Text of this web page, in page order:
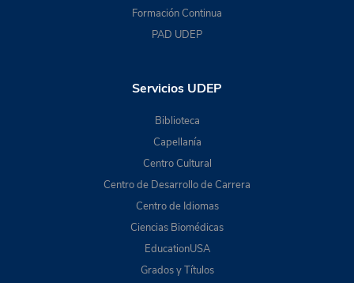
Formación Continua
PAD UDEP
Servicios UDEP
Biblioteca
Capellanía
Centro Cultural
Centro de Desarrollo de Carrera
Centro de Idiomas
Ciencias Biomédicas
EducationUSA
Grados y Títulos